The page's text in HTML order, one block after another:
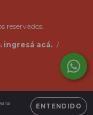
ENTENDIDO
reservados.
ingresá acá. /